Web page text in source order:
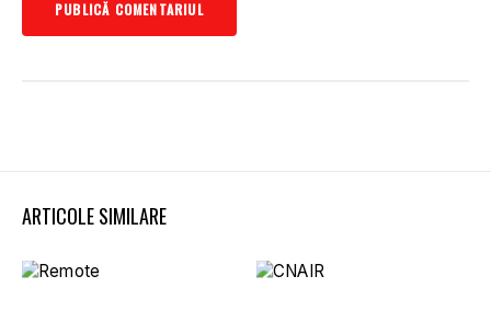
ARTICOLE SIMILARE